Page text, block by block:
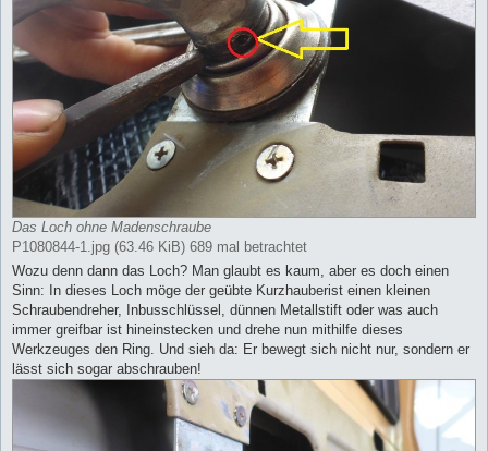
Das Loch ohne Madenschraube
P1080844-1.jpg (63.46 KiB) 689 mal betrachtet
Wozu denn dann das Loch? Man glaubt es kaum, aber es doch einen
Sinn: In dieses Loch möge der geübte Kurzhauberist einen kleinen
Schraubendreher, Inbusschlüssel, dünnen Metallstift oder was auch
immer greifbar ist hineinstecken und drehe nun mithilfe dieses
Werkzeuges den Ring. Und sieh da: Er bewegt sich nicht nur, sondern er
lässt sich sogar abschrauben!